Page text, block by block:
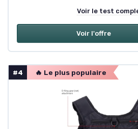
Voir le test
Voir l'offre
#4 🔥 Le plus populaire